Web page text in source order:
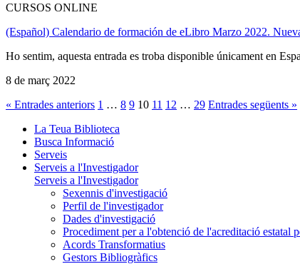
CURSOS ONLINE
(Español) Calendario de formación de eLibro Marzo 2022.
Ho sentim, aquesta entrada es troba disponible únicament en
8 de març 2022
« Entrades anteriors 1 … 8 9 10 11 12 … 29 Entrades següents »
La Teua Biblioteca
Busca Informació
Serveis
Serveis a l'Investigador
Serveis a l'Investigador
Sexennis d'investigació
Perfil de l'investigador
Dades d'investigació
Procediment per a l'obtenció de l'acreditació estatal
Acords Transformatius
Gestors Bibliogràfics